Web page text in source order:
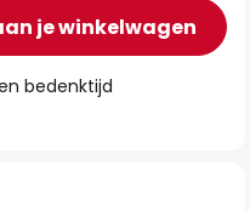
je winkelwagen
bedenktijd